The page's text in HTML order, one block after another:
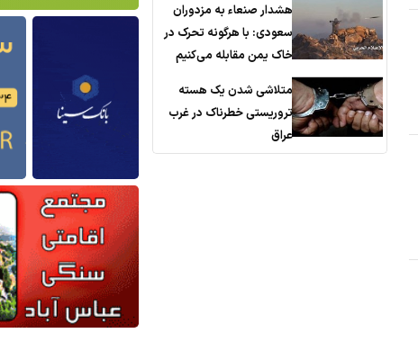
هشدار صنعاء به مزدوران
سعودی: با هرگونه تحرک در
خاک یمن مقابله می‌کنیم
متلاشی شدن یک هسته
تروریستی خطرناک در غرب
عراق